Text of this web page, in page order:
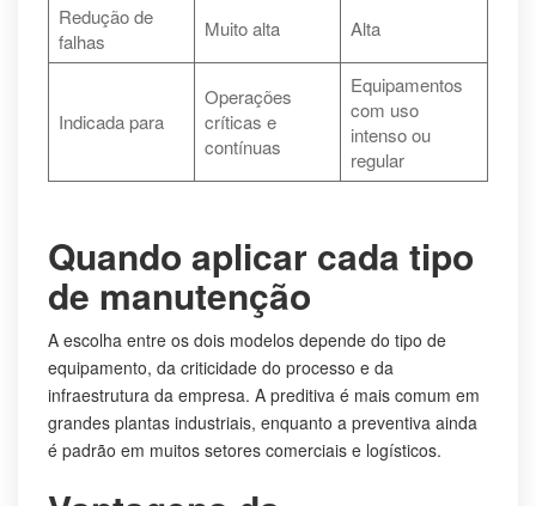
Redução de
falhas
Muito alta Alta
Indicada para
Operações
críticas e
contínuas
Equipamentos
com uso
intenso ou
regular
Quando aplicar cada tipo
de manutenção
A escolha entre os dois modelos depende do tipo de
equipamento, da criticidade do processo e da
infraestrutura da empresa. A preditiva é mais comum em
grandes plantas industriais, enquanto a preventiva ainda
é padrão em muitos setores comerciais e logísticos.